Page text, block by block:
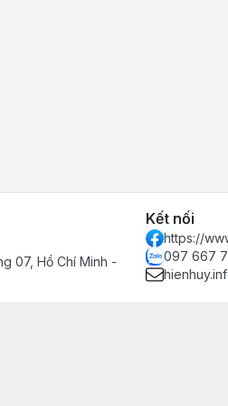
07, Hồ Chí Minh -
Kết nối
https://
097 667